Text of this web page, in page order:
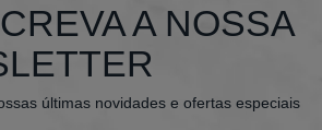
A NOSSA
últimas novidades e ofertas especiais